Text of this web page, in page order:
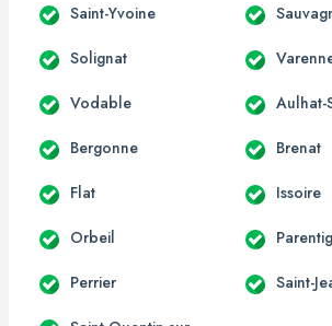
Saint-Yvoine
Solignat
Vodable Aulhat-
Bergonne Brenat
Flat Issoire
Orbeil
Perrier Saint-